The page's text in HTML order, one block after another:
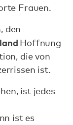
Frauen.
den
Hoffnung
die von
ist.
ist jedes
ist es